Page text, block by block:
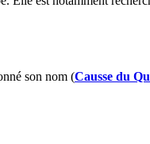
son nom (Causse du